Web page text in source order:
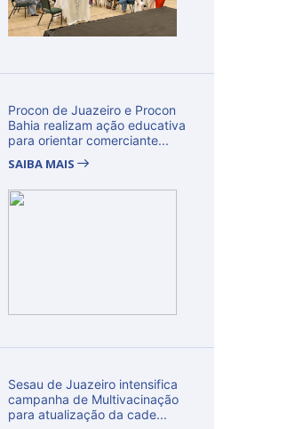
Procon de Juazeiro e Procon
Bahia realizam ação educativa
para orientar comerciante...
SAIBA MAIS
Sesau de Juazeiro intensifica
campanha de Multivacinação
para atualização da cade...